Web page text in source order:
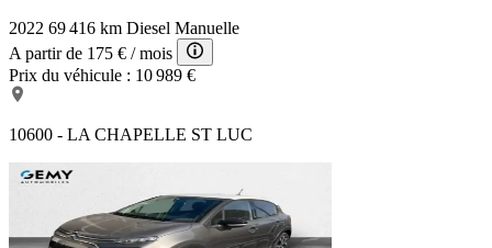
2022 69 416 km Diesel Manuelle
A partir de 175 € / mois
Prix du véhicule : 10 989 €
10600 - LA CHAPELLE ST LUC